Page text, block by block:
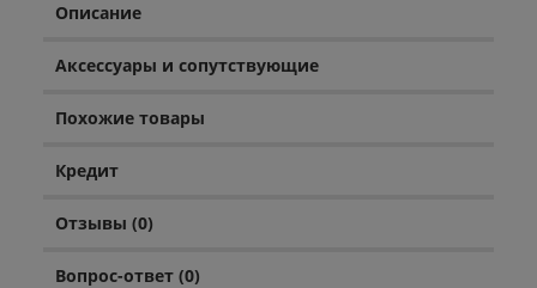
Описание
Аксессуары и сопутствующие
Похожие товары
Кредит
Отзывы (0)
Вопрос-ответ (0)